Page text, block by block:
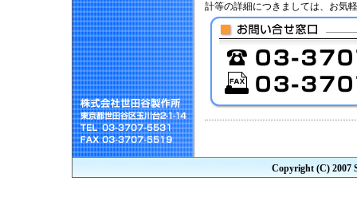
計等の詳細につきましては、お気
Copyright (C) 2007